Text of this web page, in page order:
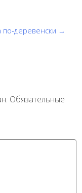
по-деревенски →
Обязательные